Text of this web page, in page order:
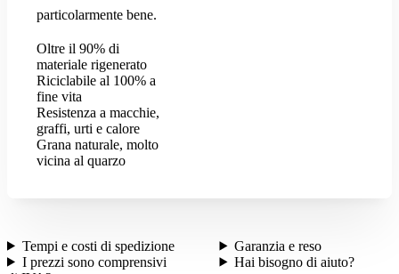
particolarmente bene.
Oltre il 90% di
materiale rigenerato
Riciclabile al 100% a
fine vita
Resistenza a macchie,
graffi, urti e calore
Grana naturale, molto
vicina al quarzo
Tempi e costi di spedizione
Garanzia e reso
I prezzi sono comprensivi
Hai bisogno di aiuto?